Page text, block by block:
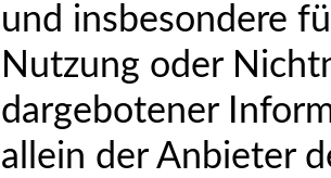
und insbesondere
Nutzung oder
dargebotener
allein der Anbieter